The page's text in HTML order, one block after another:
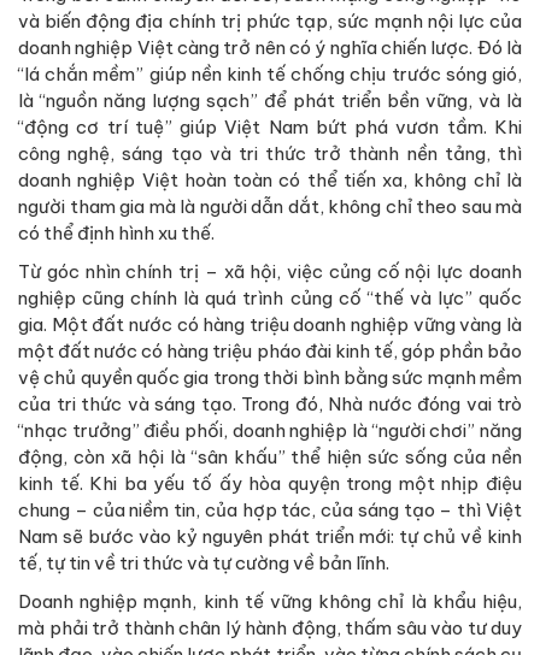
và biến động địa chính trị phức tạp, sức mạnh nội lực của
doanh nghiệp Việt càng trở nên có ý nghĩa chiến lược. Đó là
“lá chắn mềm” giúp nền kinh tế chống chịu trước sóng gió,
là “nguồn năng lượng sạch” để phát triển bền vững, và là
“động cơ trí tuệ” giúp Việt Nam bứt phá vươn tầm. Khi
công nghệ, sáng tạo và tri thức trở thành nền tảng, thì
doanh nghiệp Việt hoàn toàn có thể tiến xa, không chỉ là
người tham gia mà là người dẫn dắt, không chỉ theo sau mà
có thể định hình xu thế.
Từ góc nhìn chính trị – xã hội, việc củng cố nội lực doanh
nghiệp cũng chính là quá trình củng cố “thế và lực” quốc
gia. Một đất nước có hàng triệu doanh nghiệp vững vàng là
một đất nước có hàng triệu pháo đài kinh tế, góp phần bảo
vệ chủ quyền quốc gia trong thời bình bằng sức mạnh mềm
của tri thức và sáng tạo. Trong đó, Nhà nước đóng vai trò
“nhạc trưởng” điều phối, doanh nghiệp là “người chơi” năng
động, còn xã hội là “sân khấu” thể hiện sức sống của nền
kinh tế. Khi ba yếu tố ấy hòa quyện trong một nhịp điệu
chung – của niềm tin, của hợp tác, của sáng tạo – thì Việt
Nam sẽ bước vào kỷ nguyên phát triển mới: tự chủ về kinh
tế, tự tin về tri thức và tự cường về bản lĩnh.
Doanh nghiệp mạnh, kinh tế vững không chỉ là khẩu hiệu,
mà phải trở thành chân lý hành động, thấm sâu vào tư duy